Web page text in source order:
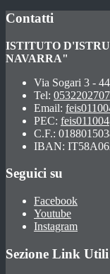
Contatti
ISTITUTO
NAVARRA"
Via Sogari 3 -
Tel: 0532202707
Email:
PEC:
C.F.:
IBAN:
Seguici su
Facebook
Youtube
Instagram
Sezione Link Utili